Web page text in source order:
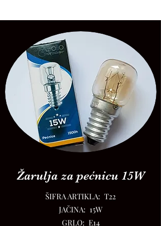
Žarulja za pećnicu 15W
ŠIFRA ARTIKLA: T22
JAČINA: 15W
GRLO: E14